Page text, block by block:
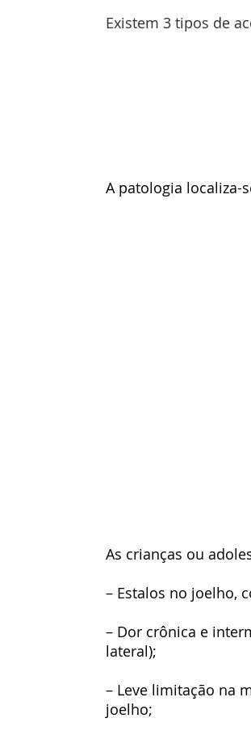
Existem 3 tipos de
A patologia localiza-
As crianças ou
– Estalos no joelho,
– Dor crônica e
lateral);
– Leve limitação na
joelho;